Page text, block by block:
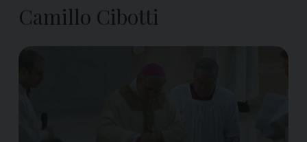
Camillo Cibotti